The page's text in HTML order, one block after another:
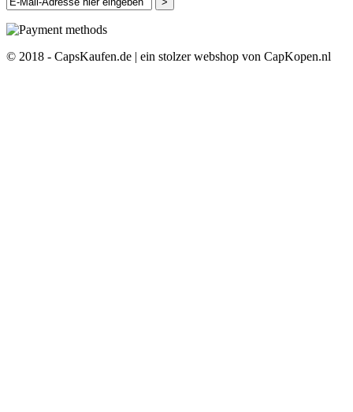
© 2018 - CapsKaufen.de | ein stolzer webshop von CapKopen.nl